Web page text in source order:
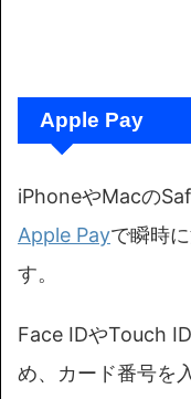
Apple Pay
iPhoneやMacの
Apple Payで瞬時
す。
Face IDやTouch
め、カード番号を